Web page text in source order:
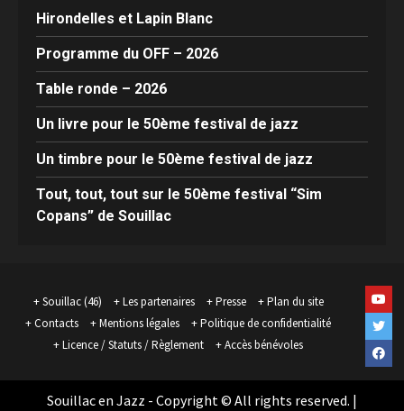
Hirondelles et Lapin Blanc
Programme du OFF – 2026
Table ronde – 2026
Un livre pour le 50ème festival de jazz
Un timbre pour le 50ème festival de jazz
Tout, tout, tout sur le 50ème festival “Sim
Copans” de Souillac
Souillac (46) Les partenaires Presse
Plan du site
Contacts
Mentions légales
Politique de confidentialité
Licence / Statuts / Règlement
Accès bénévoles
Souillac en Jazz - Copyright © All rights reserved. |